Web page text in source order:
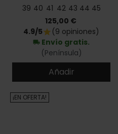
39 40 41 42 43 44 45
Precio
125,00 €
4.9/5star (9 opiniones)
local_shipping Envío gratis.
(Península)
Añadir
¡EN OFERTA!